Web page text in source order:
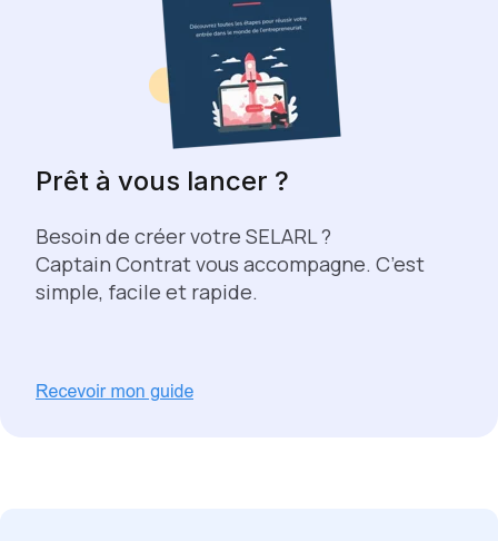
Prêt à vous lancer ?
Besoin de créer votre SELARL ?
Captain Contrat vous accompagne. C’est
simple, facile et rapide.